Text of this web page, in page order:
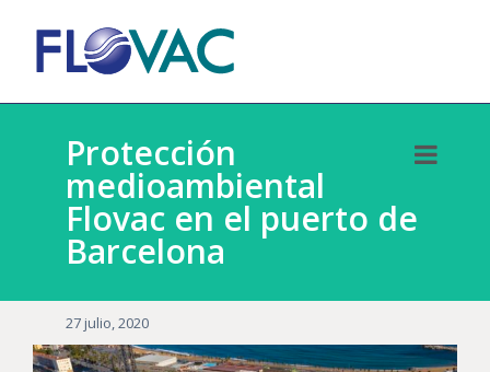
Protección
medioambiental
Flovac en el puerto de
Barcelona
27 julio, 2020